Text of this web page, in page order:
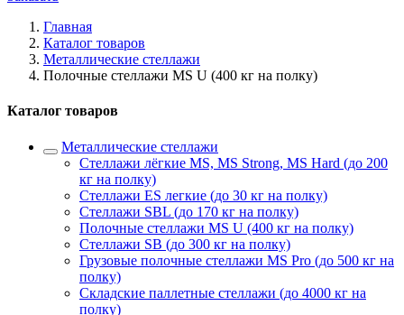
Главная
Каталог товаров
Металлические стеллажи
Полочные стеллажи MS U (400 кг на полку)
Каталог товаров
Металлические стеллажи
Стеллажи лёгкие MS, MS Strong, MS Hard (до 200
кг на полку)
Стеллажи ES легкие (до 30 кг на полку)
Стеллажи SBL (до 170 кг на полку)
Полочные стеллажи MS U (400 кг на полку)
Стеллажи SB (до 300 кг на полку)
Грузовые полочные стеллажи MS Pro (до 500 кг на
полку)
Складские паллетные стеллажи (до 4000 кг на
полку)